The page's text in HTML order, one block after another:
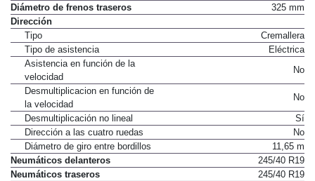
Diámetro de frenos traseros
325 mm
Dirección
Tipo
Cremallera
Tipo de asistencia
Eléctrica
Asistencia en función de la
velocidad
No
Desmultiplicacion en función de
la velocidad
No
Desmultiplicación no lineal
Sí
Dirección a las cuatro ruedas
No
Diámetro de giro entre bordillos
11,65 m
Neumáticos delanteros
245/40 R19
Neumáticos traseros
245/40 R19